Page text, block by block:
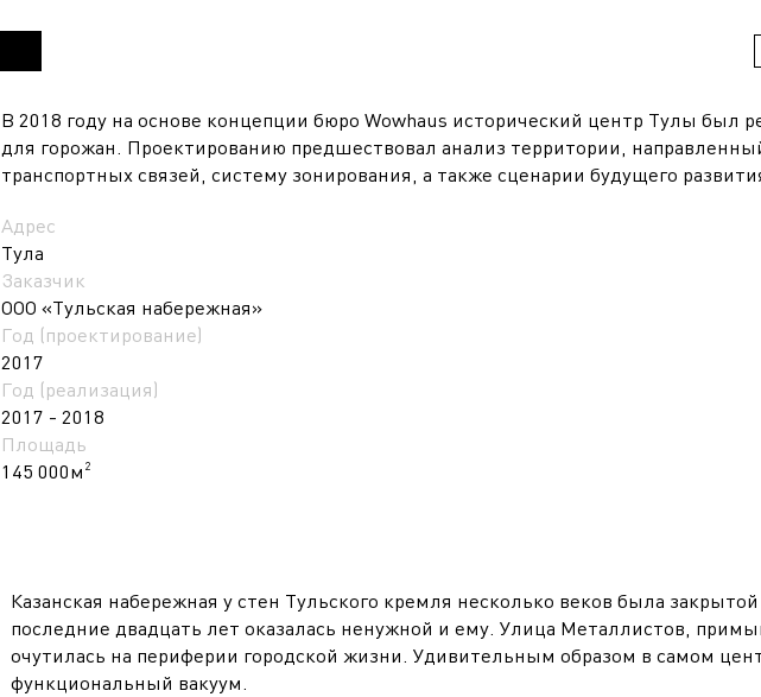
В 2018 году на основе концепции бюро Wowhaus исторический центр Тулы был
для горожан. Проектированию предшествовал анализ территории,
транспортных связей, систему зонирования, а также сценарии будущего
Адрес
Тула
Заказчик
ООО «Тульская набережная»
Год (проектирование)
2017
Год (реализация)
2017 - 2018
Площадь
145 000м 2
Казанская набережная у стен Тульского кремля несколько веков была
последние двадцать лет оказалась ненужной и ему. Улица Металлистов,
очутилась на периферии городской жизни. Удивительным образом в самом
функциональный вакуум.